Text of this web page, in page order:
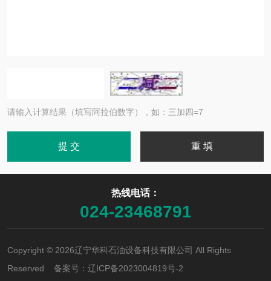
请输入计算结果（填写阿拉伯数字），如：三加四=7
热线电话：
024-23468791
Copyright © 2026辽宁华科石油设备科技有限公司 All Rights
Reserved 备案号： 辽ICP备2023004819号-2